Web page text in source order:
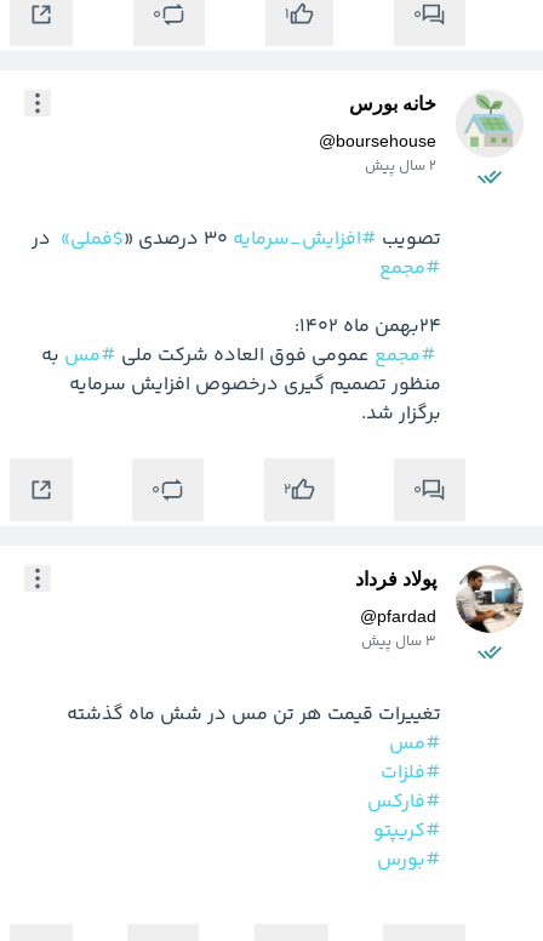
0
1
0
خانه بورس
@boursehouse
2 سال پیش
تصویب #افزایش_سرمایه $فملی» در
#مجمع
#مجمع عمومی فوق العاده شرکت ملی #مس
برگزار شد.
0
2
0
پولاد فرداد
@pfardad
3 سال پیش
تغییرات قیمت هر تن مس در شش ماه گذشته
#مس
#فلزات
#فارکس
#کریپتو
#بورس